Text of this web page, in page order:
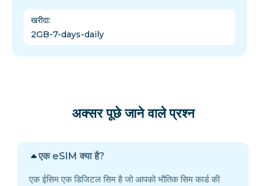
खरीदा:
2GB-7-days-daily
अक्सर पूछे जाने वाले प्रश्न
एक eSIM क्या है?
एक ईसिम एक डिजिटल सिम है जो आपको भौतिक सिम कार्ड की